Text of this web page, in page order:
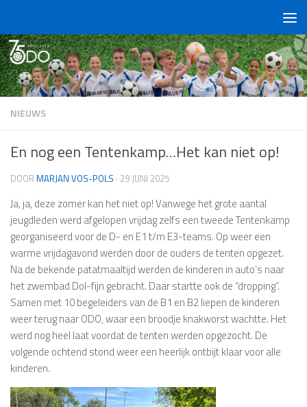
NIEUWS
En nog een Tentenkamp…Het kan niet op!
DOOR MARJAN VOS-POLS · 29 JUNI 2025
Ja, ja, deze zomer kan het niet op! Vanwege het grote aantal
jeugdleden werd afgelopen vrijdag zelfs een tweede Tentenkamp
georganiseerd voor de D- en E1 t/m E3-teams. Op weer een
warme vrijdagavond werden door de ouders de tenten opgezet.
Na de bekende patatmaaltijd werden de kinderen in auto’s naar
het zwembad Dol-fijn gebracht. Daar startte ook de “dropping”.
Samen met 10 begeleiders van de B1 en B2 liepen de kinderen
weer terug naar ODO, waar een broodje knakworst wachtte. Het
werd nog heel laat voordat de tenten werden opgezocht. De
volgende ochtend stond weer een heerlijk ontbijt klaar voor alle
kinderen.